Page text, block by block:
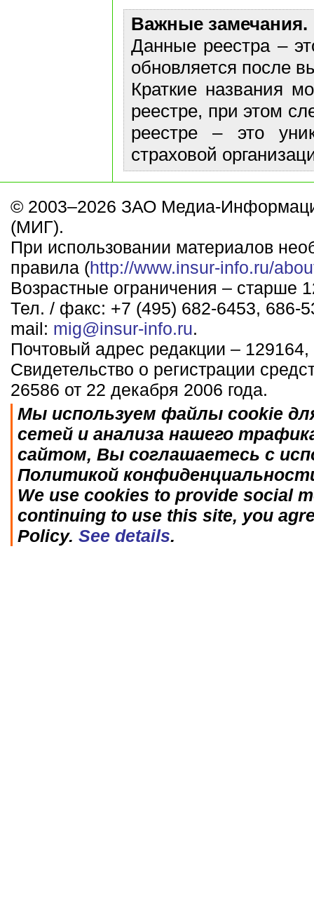
Важные замечания.
Данные реестра –
обновляется после
Краткие названия
реестре, при этом
реестре – это
страховой
© 2003–2026 ЗАО Медиа-
(МИГ).
При использовании материалов
правила (http://www.insur-info.ru/
Возрастные ограничения – старше
Тел. / факс: +7 (495) 682-6453, 686-
mail: mig@insur-info.ru.
Почтовый адрес редакции –
Свидетельство о регистрации
26586 от 22 декабря 2006 года.
Мы используем файлы cookie
сетей и анализа нашего
сайтом, Вы соглашаетесь с
Политикой
We use cookies to provide social
continuing to use this site, you
Policy. See details.